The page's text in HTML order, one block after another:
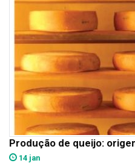
Produção de queijo:
14 jan